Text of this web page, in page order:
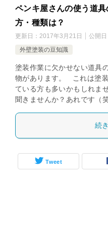
ペンキ屋さんの使う道
方・種類は？
更新日： 2017年3月21日 公開日
外壁塗装の豆知識
塗装作業に欠かせない道具
物があります。 これは塗
ている方も多いかもしれま
聞きませんか？あれです（
続
Tweet